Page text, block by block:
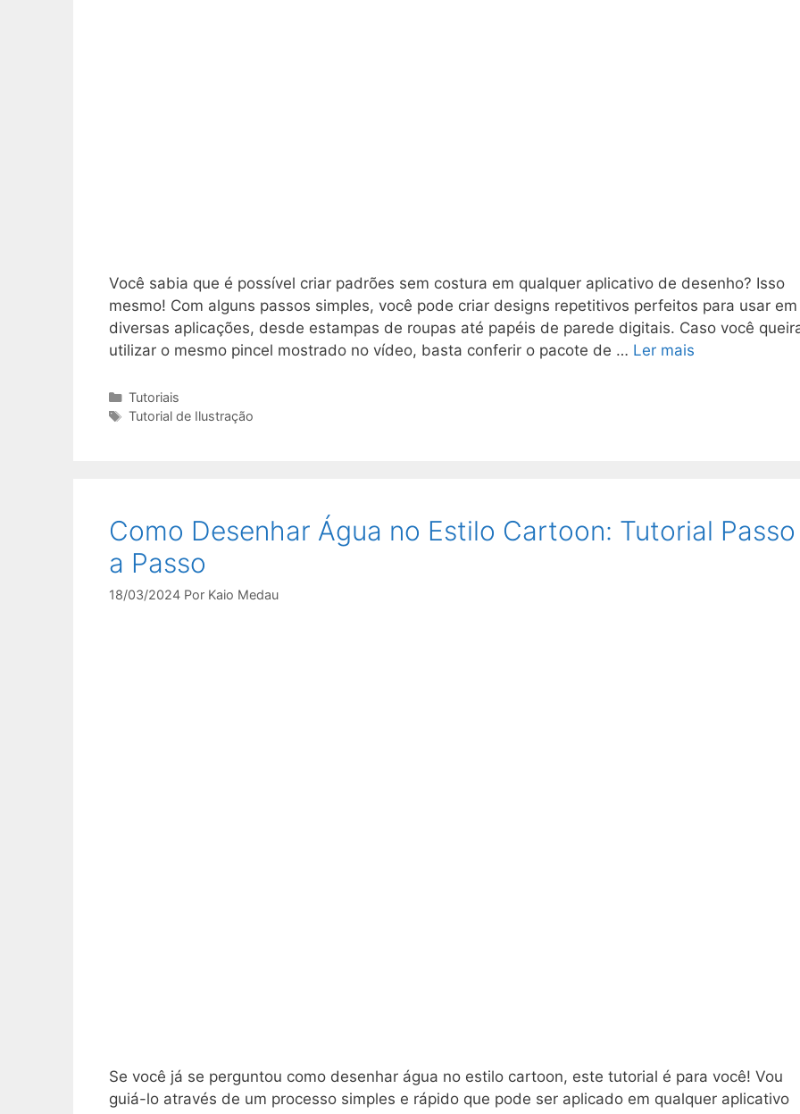
Você sabia que é possível criar padrões sem costura em qualquer aplicativo de desenho? Isso
mesmo! Com alguns passos simples, você pode criar designs repetitivos perfeitos para usar em
diversas aplicações, desde estampas de roupas até papéis de parede digitais. Caso você
utilizar o mesmo pincel mostrado no vídeo, basta conferir o pacote de … Ler mais
Categorias
Tutoriais
Tags
Tutorial de Ilustração
Como Desenhar Água no Estilo Cartoon: Tutorial Passo
a Passo
18/03/2024 Por Kaio Medau
Se você já se perguntou como desenhar água no estilo cartoon, este tutorial é para você! Vou
guiá-lo através de um processo simples e rápido que pode ser aplicado em qualquer aplicativo